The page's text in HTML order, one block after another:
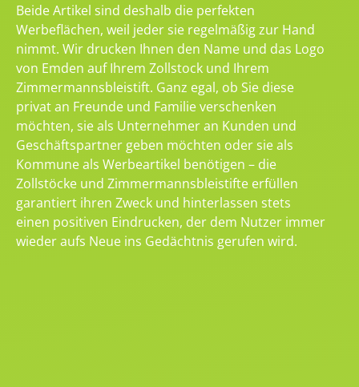
Beide Artikel sind deshalb die perfekten
Werbeflächen, weil jeder sie regelmäßig zur Hand
nimmt. Wir drucken Ihnen den Name und das Logo
von Emden auf Ihrem Zollstock und Ihrem
Zimmermannsbleistift. Ganz egal, ob Sie diese
privat an Freunde und Familie verschenken
möchten, sie als Unternehmer an Kunden und
Geschäftspartner geben möchten oder sie als
Kommune als Werbeartikel benötigen – die
Zollstöcke und Zimmermannsbleistifte erfüllen
garantiert ihren Zweck und hinterlassen stets
einen positiven Eindrucken, der dem Nutzer immer
wieder aufs Neue ins Gedächtnis gerufen wird.